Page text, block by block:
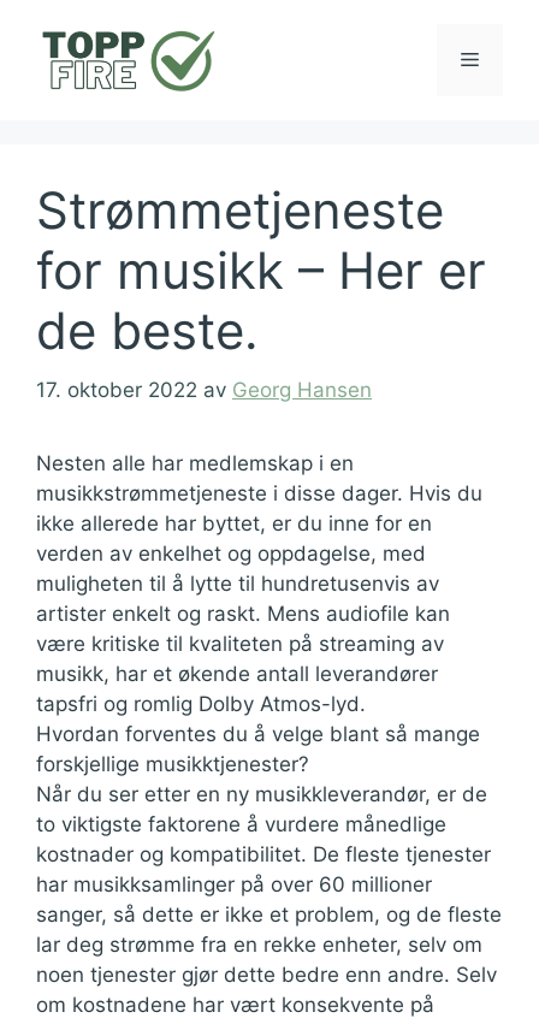
innhold
Meny
Strømmetjeneste
for musikk – Her er
de beste.
17. oktober 2022 av Georg Hansen
Nesten alle har medlemskap i en
musikkstrømmetjeneste i disse dager. Hvis du
ikke allerede har byttet, er du inne for en
verden av enkelhet og oppdagelse, med
muligheten til å lytte til hundretusenvis av
artister enkelt og raskt. Mens audiofile kan
være kritiske til kvaliteten på streaming av
musikk, har et økende antall leverandører
tapsfri og romlig Dolby Atmos-lyd.
Hvordan forventes du å velge blant så mange
forskjellige musikktjenester?
Når du ser etter en ny musikkleverandør, er de
to viktigste faktorene å vurdere månedlige
kostnader og kompatibilitet. De fleste tjenester
har musikksamlinger på over 60 millioner
sanger, så dette er ikke et problem, og de fleste
lar deg strømme fra en rekke enheter, selv om
noen tjenester gjør dette bedre enn andre. Selv
om kostnadene har vært konsekvente på